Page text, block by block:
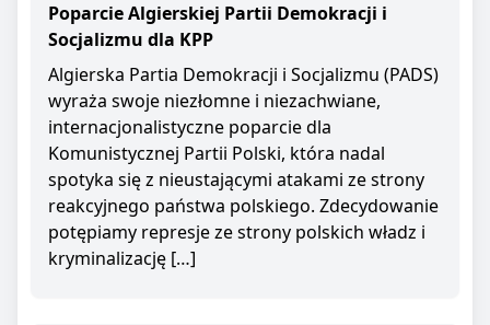
Poparcie Algierskiej Partii Demokracji i
Socjalizmu dla KPP
Algierska Partia Demokracji i Socjalizmu (PADS)
wyraża swoje niezłomne i niezachwiane,
internacjonalistyczne poparcie dla
Komunistycznej Partii Polski, która nadal
spotyka się z nieustającymi atakami ze strony
reakcyjnego państwa polskiego. Zdecydowanie
potępiamy represje ze strony polskich władz i
kryminalizację […]